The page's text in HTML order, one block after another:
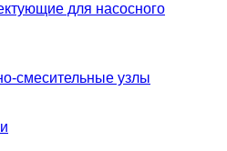
для насосного
смесительные узлы